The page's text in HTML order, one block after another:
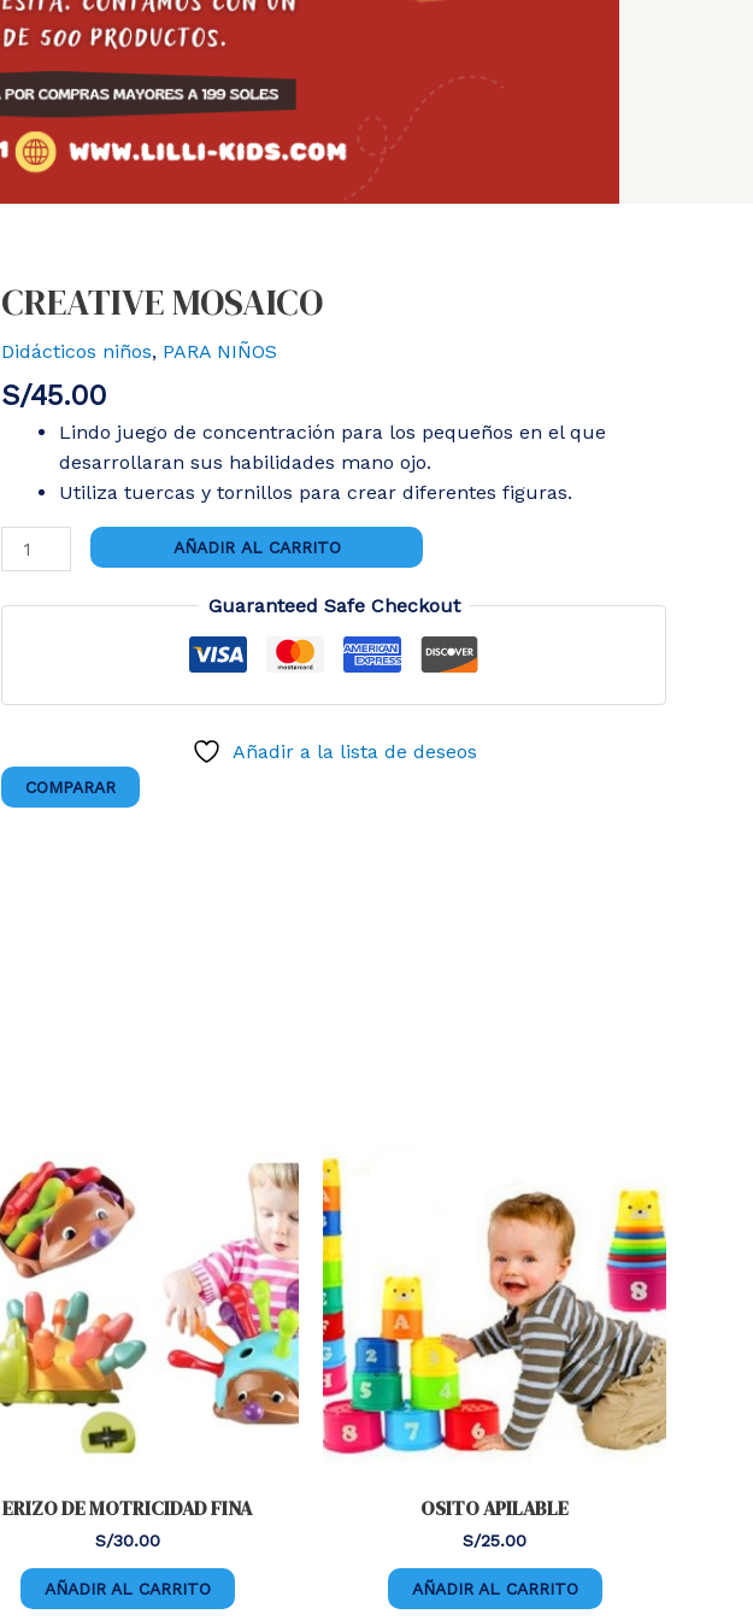
CREATIVE MOSAICO
Didácticos niños, PARA NIÑOS
S/45.00
Lindo juego de concentración para los pequeños en el que
desarrollaran sus habilidades mano ojo.
Utiliza tuercas y tornillos para crear diferentes figuras.
CREATIVE
MOSAICO
cantidad
AÑADIR AL CARRITO
Guaranteed Safe Checkout
Añadir a la lista de deseos
COMPARAR
ERIZO DE MOTRICIDAD FINA
S/30.00
AÑADIR AL CARRITO
OSITO APILABLE
S/25.00
AÑADIR AL CARRITO